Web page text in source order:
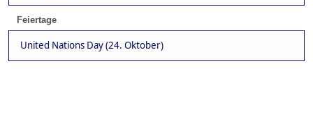
Feiertage
United Nations Day (24. Oktober)